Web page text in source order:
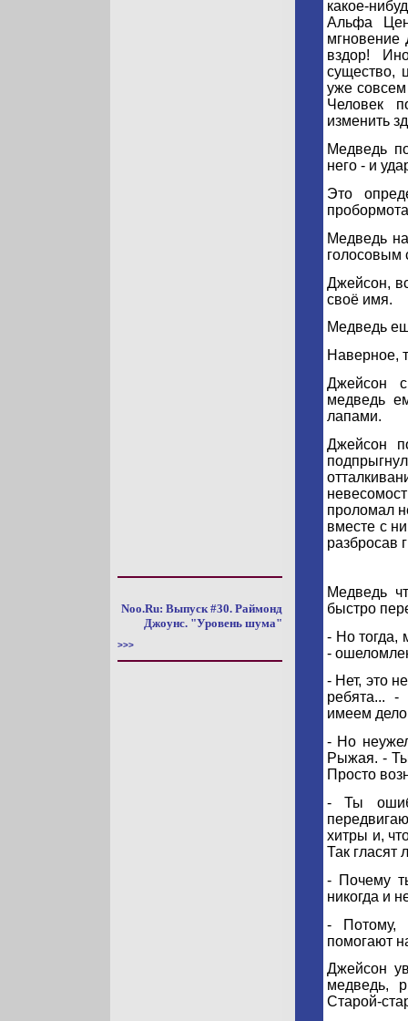
какое-
Альфа
вздор!
существо,
уже совсем
Человек
изменить
Медведь
него - и
Это
Медведь
голосовым
Джейсон,
своё имя.
Медведь
Наверное,
Джейсон
медведь
лапами.
Джейсон
проломал
вместе с
разбросав
Noo.Ru: Выпуск #30. Раймонд
Джоунс. "Уровень шума"
>>>
Медведь
быстро
- Но тогда,
-
- Нет, это
ребята...
имеем дело
- Но
Рыжая. - Ты
Просто
- Ты
хитры и,
Так гласят
- Почему
никогда и
- Потому,
помогают
Джейсон
медведь,
Старой-